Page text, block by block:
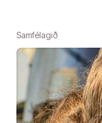
Samfélagið